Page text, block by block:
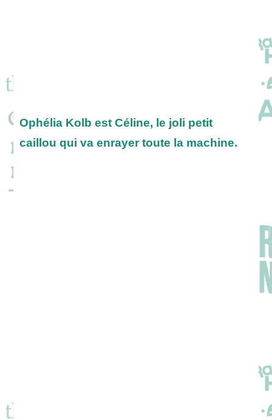
Ophélia Kolb est Céline, le joli petit
caillou qui va enrayer toute la machine.